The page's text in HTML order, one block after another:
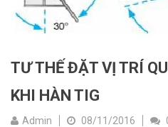
TƯ THẾ ĐẶT VỊ TRÍ
KHI HÀN TIG
Admin 08/11/2016